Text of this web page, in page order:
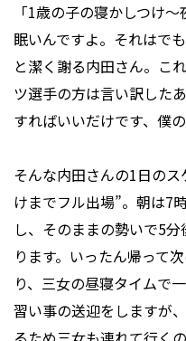
「1歳の子の寝かしつけ
眠いんですよ。それはで
と潔く謝る内田さん。こ
ツ選手の方は言い訳した
すればいいだけです、僕
そんな内田さんの1日の
けまでフル出場”。朝は7
し、そのままの勢いで5
ります。いったん帰って
り、三女の昼寝タイムで
習い事の送迎をしますが